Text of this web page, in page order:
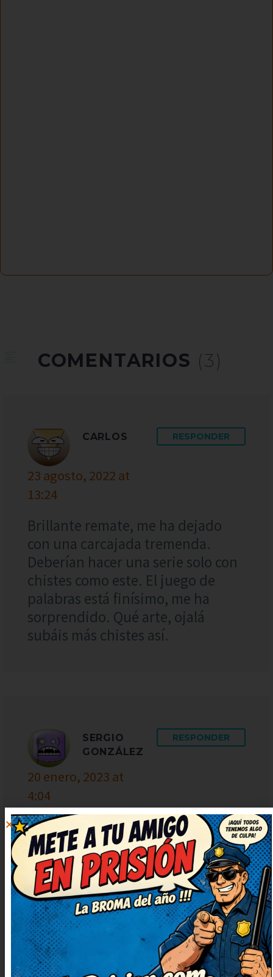
COMENTARIOS (3)
CARLOS
23 agosto, 2022 at
13:24
RESPONDER
Brillante remate, me ha dejado
con una carcajada tremenda.
Deberían hacer una serie solo con
chistes como este. El juego de
palabras está finísimo, me ha
sorprendido. Qué arte, ojalá
subáis más chistes así.
SERGIO
GONZÁLEZ
20 enero, 2023 at
4:04
RESPONDER
Brillante remate, me ha dejado
con una carcajada tremenda. El
juego de palabras está finísimo,
me ha sorprendido. Seguid
publicando más, que alegran un
montón. ¡Más de estos, por favor!
Me alegran el día.